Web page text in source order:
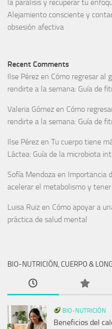
la parálisis y recuperar tu
Alejamiento consciente y
obsesión afectiva
Recent Comments
Ilse Pérez en Cómo regresar al
rendirte a la semana: Guía de
Valeria Gómez en Cómo
rendirte a la semana: Guía de
Ilse Pérez en Tu cuerpo tiene
Láctea: Guía de la microbiota
Sofía Mendoza en Importancia
acelerar el metabolismo y
Luisa Ruiz en Cómo apoyar a
práctica de salud mental
BIO-NUTRICIÓN, CUERPO &
BIO-NUTRICIÓN
Beneficios del